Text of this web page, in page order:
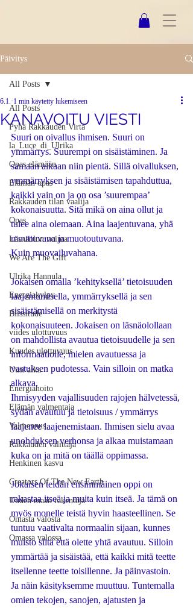
Päivitys
All Posts
Pyhä Rakkauden Virta
la_Luce_di_Ulrika
Opas elämään
Elämän opas
Rakkauden tilan vaalija
Opas
Läsnäolon voima
We Are The Gift
Ulrika Hannula
Energiakylpy
Blissitude
viides ulottuvuus
Kuudes ulottuvuus
Uusi aika
Energiahoito
Elämän valmentaja
Valmennus
Rakkauden välittäjä
Henkinen kasvu
Creators Of The New Earth
Uuden maan rakentaja
Omasta valosta
Omassa valossa
All Posts
KANAVOITU VIESTI
6.1. 1 min käytetty lukemiseen
Suuri on oivallus ihmisen. Suuri on
ymmärrys. Suurempi on sisäistäminen. Ja
samaan aikaan niin pientä. Sillä oivalluksen,
ymmärryksen ja sisäistämisen tapahduttua,
kaikki vain on ja on osa ’suurempaa’
kokonaisuutta. Sitä mikä on aina ollut ja
tulee aina olemaan. Aina laajentuvana, yhä
muuttuvana ja muotoutuvana.
Kuin muovailuvahana.
Jokaisen omalla ’kehityksellä’ tietoisuuden
laajentumisella, ymmärryksellä ja sen
sisäistämisellä on merkitystä
kokonaisuuteen. Jokaisen on läsnäolollaan
on mahdollista avautua tietoisuudelle ja sen
informaatiolle, mielen avautuessa ja
vastuksen pudotessa. Vain silloin on matka
alkava.
Ihmisyyden vajallisuuden rajojen hälvetessä,
sydän avautuu ja tietoisuus / ymmärrys
laajenee laajenemistaan. Ihmisen sielu avaa
unohduksen verhonsa ja alkaa muistamaan
kuka on ja mitä on täällä oppimassa.
Jokaisen teidän ensimmäinen oppi on
rakastaa itseä ja muita kuin itseä. Ja tämä on
myös monelle teistä hyvin haasteellinen. Se
tuntuu vaativalta normaalin sijaan, kunnes
muisto siitä että olette yhtä avautuu. Silloin
ymmärtää ja sisäistää, että kaikki mitä teette
itsellenne teette toisillenne. Ja päinvastoin.
Ja näin käsityksemme muuttuu. Tuntemalla
omien tekojen, sanojen, ajatusten ja